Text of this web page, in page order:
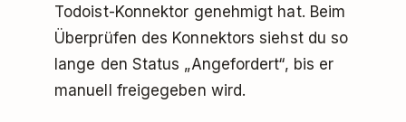
Todoist-Konnektor genehmigt hat. Beim
Überprüfen des Konnektors siehst du so
lange den Status „Angefordert“, bis er
manuell freigegeben wird.